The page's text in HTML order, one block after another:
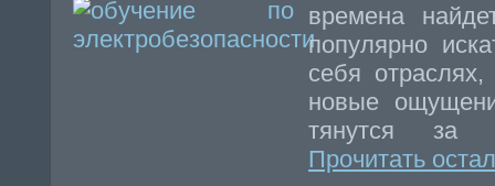
времена
популярно
себя
новые
тянутся за
Прочитать